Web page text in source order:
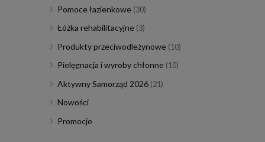
Pomoce łazienkowe (30)
Łóżka rehabilitacyjne (3)
Produkty przeciwodleżynowe (10)
Pielęgnacja i wyroby chłonne (10)
Aktywny Samorząd 2026 (21)
Nowości
Promocje